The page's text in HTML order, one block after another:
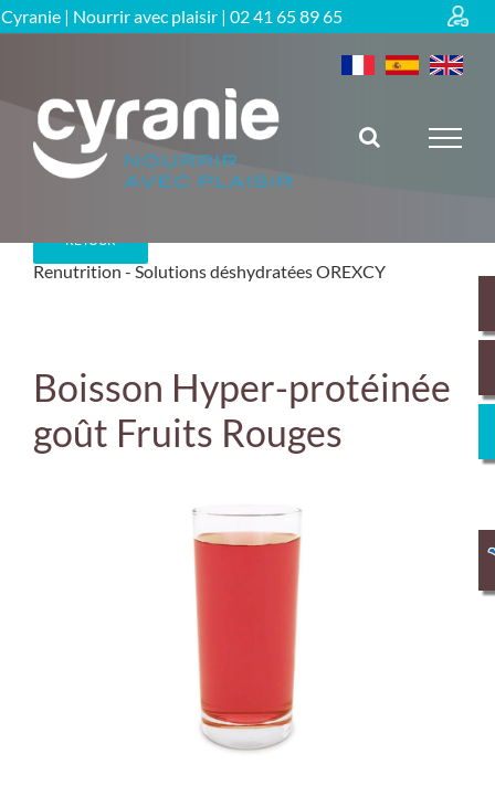
Passer
au
Cyranie | Nourrir avec plaisir | 02 41 65 89 65
Boisson Hyper-protéinée
goût Fruits Rouges
RETOUR
Renutrition Solutions déshydratées OREXCY